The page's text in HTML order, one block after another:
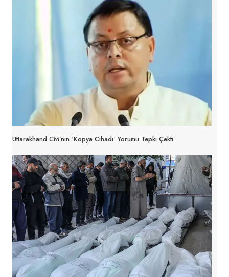
Uttarakhand CM’nin ‘kopya Cihadı’ Yorumu Tepki Çekti